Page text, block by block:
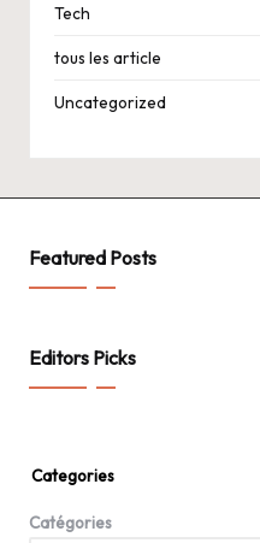
Tech
tous les article
Uncategorized
Featured Posts
Editors Picks
Categories
Catégories